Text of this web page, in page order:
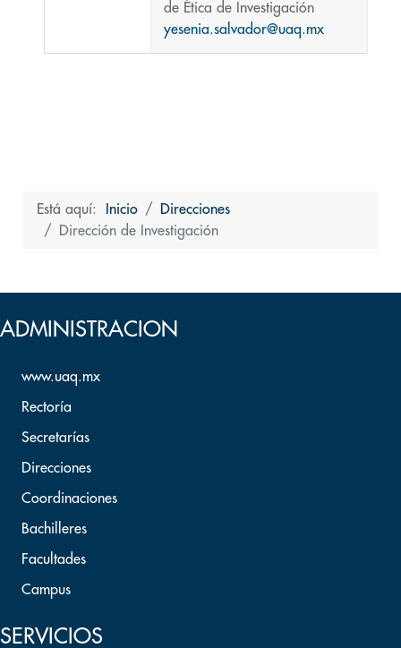
de Ética de Investigación
yesenia.salvador@uaq.mx
Está aquí: Inicio
Direcciones
Dirección de Investigación
ADMINISTRACION
www.uaq.mx
Rectoría
Secretarías
Direcciones
Coordinaciones
Bachilleres
Facultades
Campus
SERVICIOS